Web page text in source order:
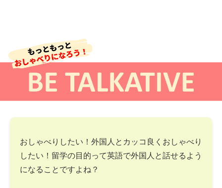
おしゃべりしたい！外国人とカッコ良くおしゃべり
したい！留学の目的って英語で外国人と話せるよう
になることですよね？